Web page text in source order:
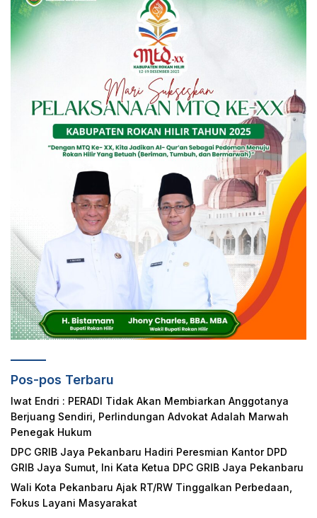
Pos-pos Terbaru
Iwat Endri : PERADI Tidak Akan Membiarkan Anggotanya
Berjuang Sendiri, Perlindungan Advokat Adalah Marwah
Penegak Hukum
DPC GRIB Jaya Pekanbaru Hadiri Peresmian Kantor DPD
GRIB Jaya Sumut, Ini Kata Ketua DPC GRIB Jaya Pekanbaru
Wali Kota Pekanbaru Ajak RT/RW Tinggalkan Perbedaan,
Fokus Layani Masyarakat